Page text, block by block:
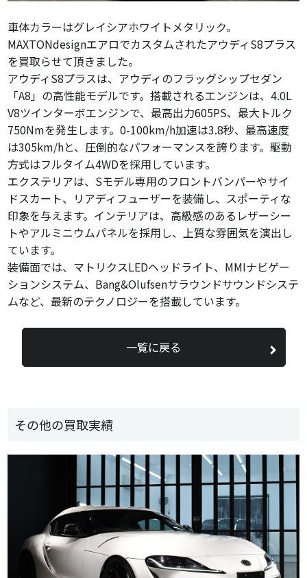
その他の買取実績
車体カラーはグレイシアホワイトメタリック。
MAXTONdesignエアロでカスタムされたアウディS8プラス
を買取らせて頂きました。
アウディS8プラスは、アウディのフラッグシップセダン
「A8」の高性能モデルです。搭載されるエンジンは、4.0L
V8ツインターボエンジンで、最高出力605PS、最大トルク
750Nmを発生します。0-100km/h加速は3.8秒、最高速度
は305km/hと、圧倒的なパフォーマンスを誇ります。駆動
方式はフルタイム4WDを採用しています。
エクステリアは、Sモデル専用のフロントバンパーやサイ
ドスカート、リアディフューザーを装備し、スポーティな
印象を与えます。インテリアは、高級感のあるレザーシー
トやアルミニウムパネルを採用し、上質な雰囲気を演出し
ています。
装備面では、マトリクスLEDヘッドライト、MMIナビゲー
ションシステム、Bang&Olufsenサラウンドサウンドシステ
ムなど、最新のテクノロジーを搭載しています。
一覧に戻る